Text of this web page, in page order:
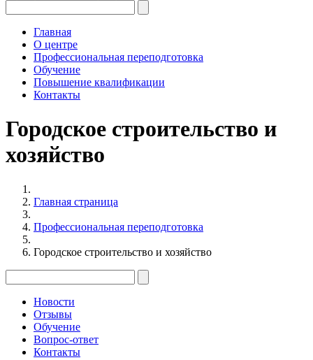
Главная
О центре
Профессиональная переподготовка
Обучение
Повышение квалификации
Контакты
Городское строительство и
хозяйство
Главная страница
Профессиональная переподготовка
Городское строительство и хозяйство
Новости
Отзывы
Обучение
Вопрос-ответ
Контакты